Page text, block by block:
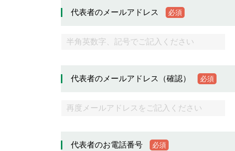
代表者のメールアドレス 必須
代表者のメールアドレス（確認） 必須
代表者のお電話番号 必須